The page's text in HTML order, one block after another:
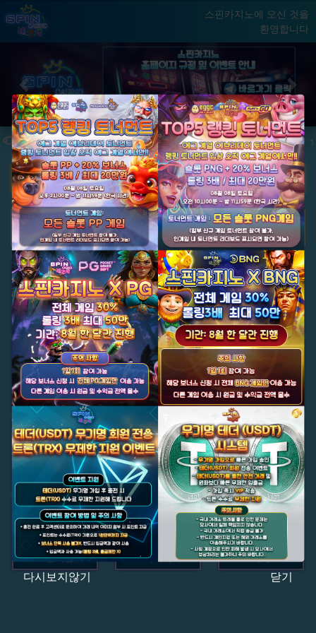
다시보지않기 닫기
스핀카지노에 오신 것을
환영합니다
게임
Previous
Next
★ 국내 최초, 국내 슬롯 1등 에그계열 ★ ★